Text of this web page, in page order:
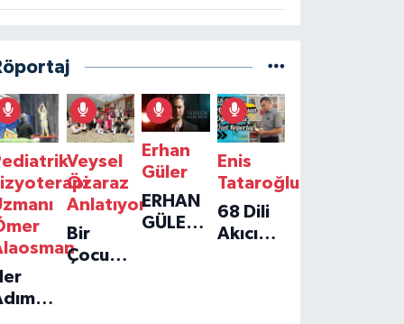
Veysel
Özaraz
Anlatıyor
Bir
Çocuğun
Erhan
Güler
ERHAN
GÜLER'IN
Enis
Tataroğlu
68 Dili
Akıcı